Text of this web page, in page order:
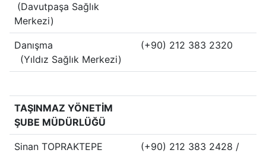
(Davutpaşa Sağlık
Merkezi)
Danışma
(Yıldız Sağlık Merkezi)
(+90) 212 383 2320
TAŞINMAZ YÖNETİM
ŞUBE MÜDÜRLÜĞÜ
Sinan TOPRAKTEPE
(+90) 212 383 2428 /